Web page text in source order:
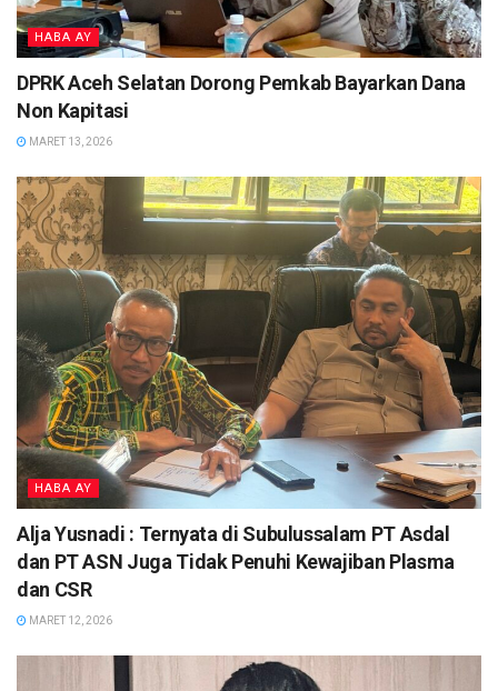
HABA AY
DPRK Aceh Selatan Dorong Pemkab Bayarkan Dana
Non Kapitasi
MARET 13, 2026
HABA AY
Alja Yusnadi : Ternyata di Subulussalam PT Asdal
dan PT ASN Juga Tidak Penuhi Kewajiban Plasma
dan CSR
MARET 12, 2026